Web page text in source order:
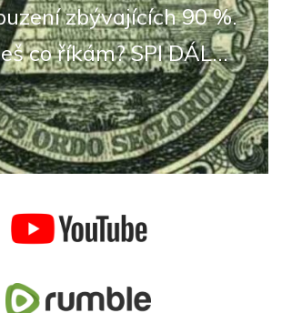
zbývajících 90 %.
co říkám? SPI DÁL...